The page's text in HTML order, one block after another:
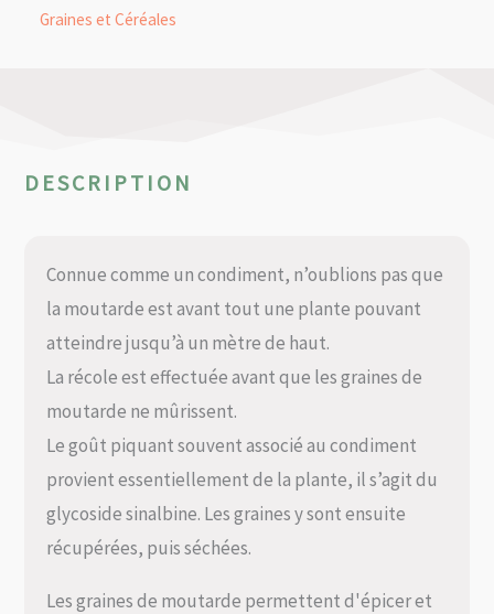
Graines et Céréales
DESCRIPTION
Connue comme un condiment, n’oublions pas que
la moutarde est avant tout une plante pouvant
atteindre jusqu’à un mètre de haut.
La récole est effectuée avant que les graines de
moutarde ne mûrissent.
Le goût piquant souvent associé au condiment
provient essentiellement de la plante, il s’agit du
glycoside sinalbine. Les graines y sont ensuite
récupérées, puis séchées.
Les graines de moutarde permettent d'épicer et